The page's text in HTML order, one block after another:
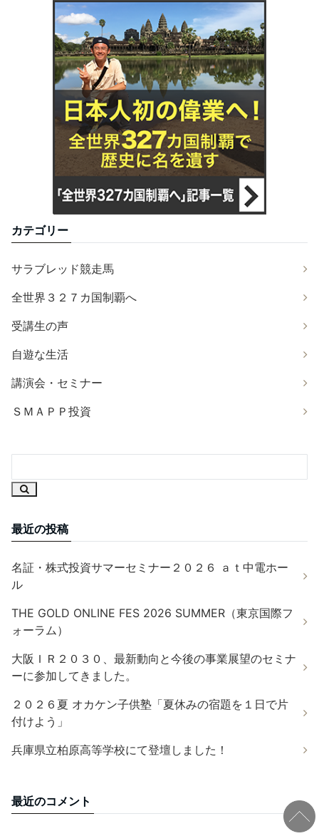
カテゴリー
サラブレッド競走馬
全世界３２７カ国制覇へ
受講生の声
自遊な生活
講演会・セミナー
ＳＭＡＰＰ投資
最近の投稿
名証・株式投資サマーセミナー２０２６ ａｔ中電ホー
ル
THE GOLD ONLINE FES 2026 SUMMER（東京国際フ
ォーラム）
大阪ＩＲ２０３０、最新動向と今後の事業展望のセミナ
ーに参加してきました。
２０２６夏 オカケン子供塾「夏休みの宿題を１日で片
付けよう」
兵庫県立柏原高等学校にて登壇しました！
最近のコメント